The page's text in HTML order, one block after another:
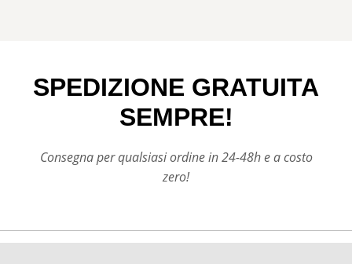
SPEDIZIONE GRATUITA
SEMPRE!
Consegna per qualsiasi ordine in 24-48h e a costo
zero!